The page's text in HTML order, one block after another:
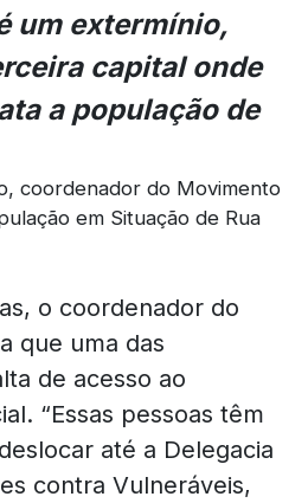
um extermínio,
capital onde
a população de
coordenador do Movimento
em Situação de Rua
o coordenador do
que uma das
de acesso ao
“Essas pessoas têm
até a Delegacia
contra Vulneráveis,